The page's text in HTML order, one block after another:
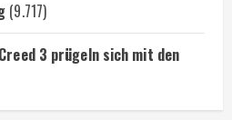
(9.717)
3 prügeln sich mit den